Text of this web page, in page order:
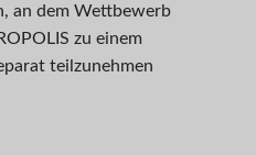
an dem Wettbewerb
zu einem
teilzunehmen